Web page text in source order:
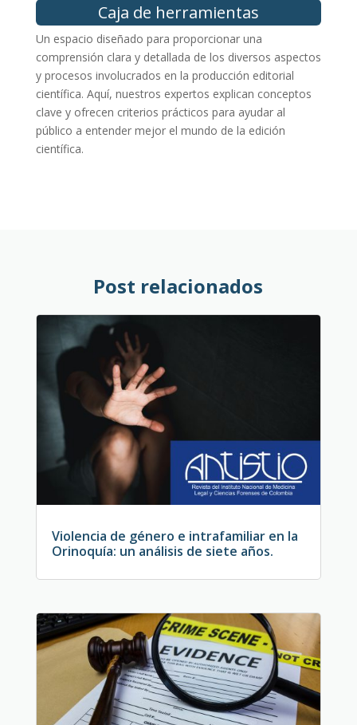
Caja de herramientas
Un espacio diseñado para proporcionar una
comprensión clara y detallada de los diversos aspectos
y procesos involucrados en la producción editorial
científica. Aquí, nuestros expertos explican conceptos
clave y ofrecen criterios prácticos para ayudar al
público a entender mejor el mundo de la edición
científica.
Post relacionados
Violencia de género e intrafamiliar en la
Orinoquía: un análisis de siete años.